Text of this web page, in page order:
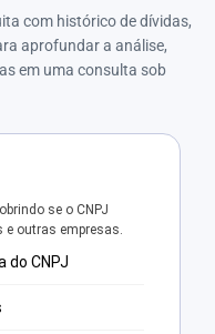
com histórico de dívidas,
aprofundar a análise,
em uma consulta sob
se o CNPJ
outras empresas.
do CNPJ